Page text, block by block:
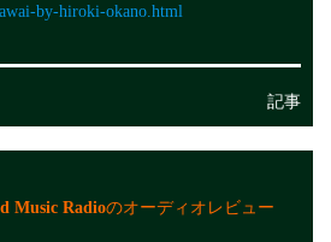
by-hiroki-okano.html
記事
Music Radioのオーディオレビュー